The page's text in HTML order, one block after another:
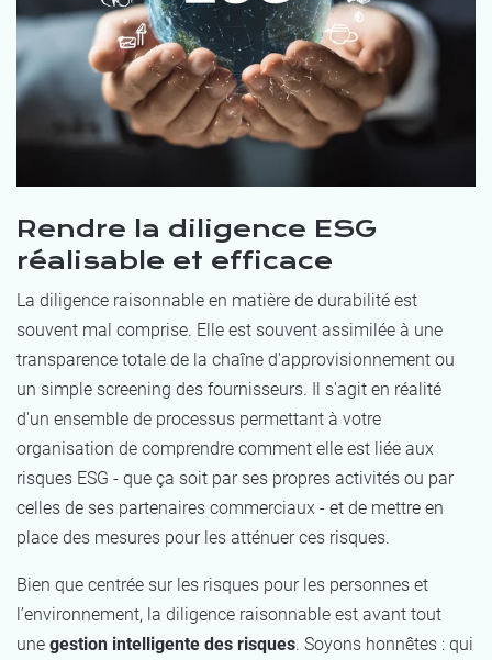
Rendre la diligence ESG
réalisable et efficace
La diligence raisonnable en matière de durabilité est
souvent mal comprise. Elle est souvent assimilée à une
transparence totale de la chaîne d'approvisionnement ou
un simple screening des fournisseurs. Il s'agit en réalité
d'un ensemble de processus permettant à votre
organisation de comprendre comment elle est liée aux
risques ESG - que ça soit par ses propres activités ou par
celles de ses partenaires commerciaux - et de mettre en
place des mesures pour les atténuer ces risques.
Bien que centrée sur les risques pour les personnes et
l’environnement, la diligence raisonnable est avant tout
une gestion intelligente des risques. Soyons honnêtes : qui